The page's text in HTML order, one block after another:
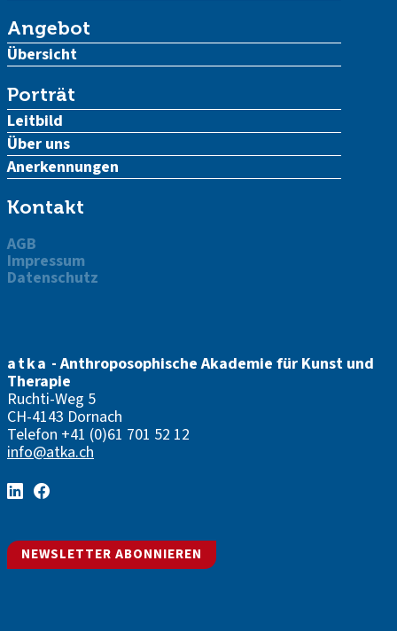
Angebot
Übersicht
Porträt
Leitbild
Über uns
Anerkennungen
Kontakt
AGB
Impressum
Datenschutz
atka - Anthroposophische Akademie für Kunst und
Therapie
Ruchti-Weg 5
CH-4143 Dornach
Telefon +41 (0)61 701 52 12
info@atka.ch
NEWSLETTER ABONNIEREN